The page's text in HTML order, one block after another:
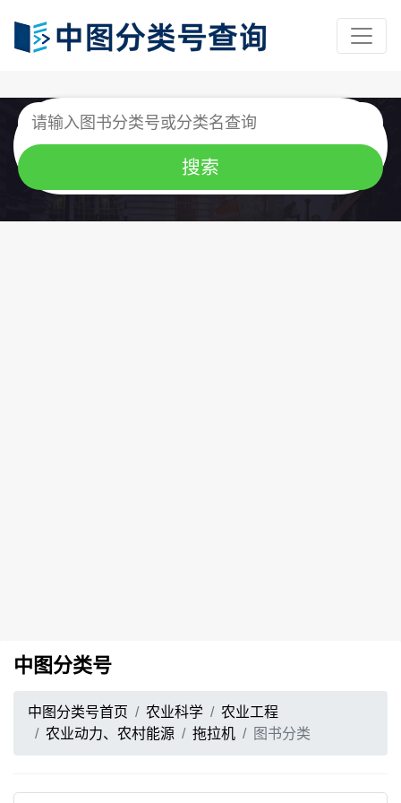
中图分类号
中图分类号首页 农业科学
农业工程
农业动力、农村能源
拖拉机 图书分类